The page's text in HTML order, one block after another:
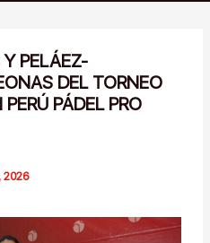
Y PELÁEZ-
DEL TORNEO
PÁDEL PRO
2026